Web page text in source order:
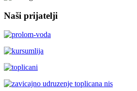
Naši prijatelji